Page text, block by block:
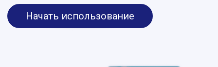
Начать использование